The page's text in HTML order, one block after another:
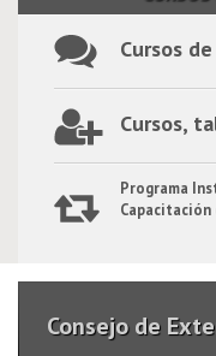
Formación en
y Vivero en la
Guatraché - Segunda
de la localidad de
Cursos
Cursos,
Programa
Consejo de